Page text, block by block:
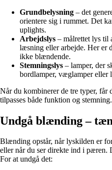
Grundbelysning – det
orientere sig i rummet. Det
uplights.
Arbejdslys – målrettet lys til
læsning eller arbejde. Her er
ikke blændende.
Stemningslys – lamper, der
bordlamper, væglamper eller
Når du kombinerer de tre typer, får
tilpasses både funktion og stemning.
Undgå blænding –
Blænding opstår, når lyskilden er
eller når du ser direkte ind i pæren.
For at undgå det: